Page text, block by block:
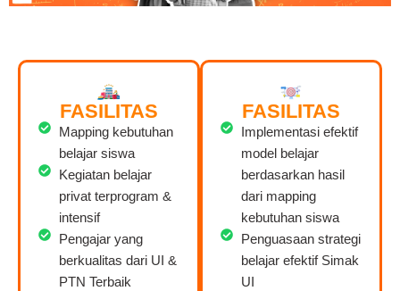
FASILITAS
Mapping kebutuhan
belajar siswa
Kegiatan belajar
privat terprogram &
intensif
Pengajar yang
berkualitas dari UI &
PTN Terbaik
FASILITAS
Implementasi efektif
model belajar
berdasarkan hasil
dari mapping
kebutuhan siswa
Penguasaan strategi
belajar efektif Simak
UI